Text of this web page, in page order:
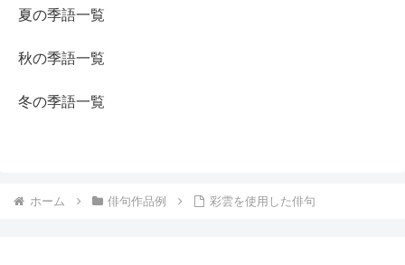
夏の季語一覧
秋の季語一覧
冬の季語一覧
ホーム 俳句作品例 彩雲を使用した俳句